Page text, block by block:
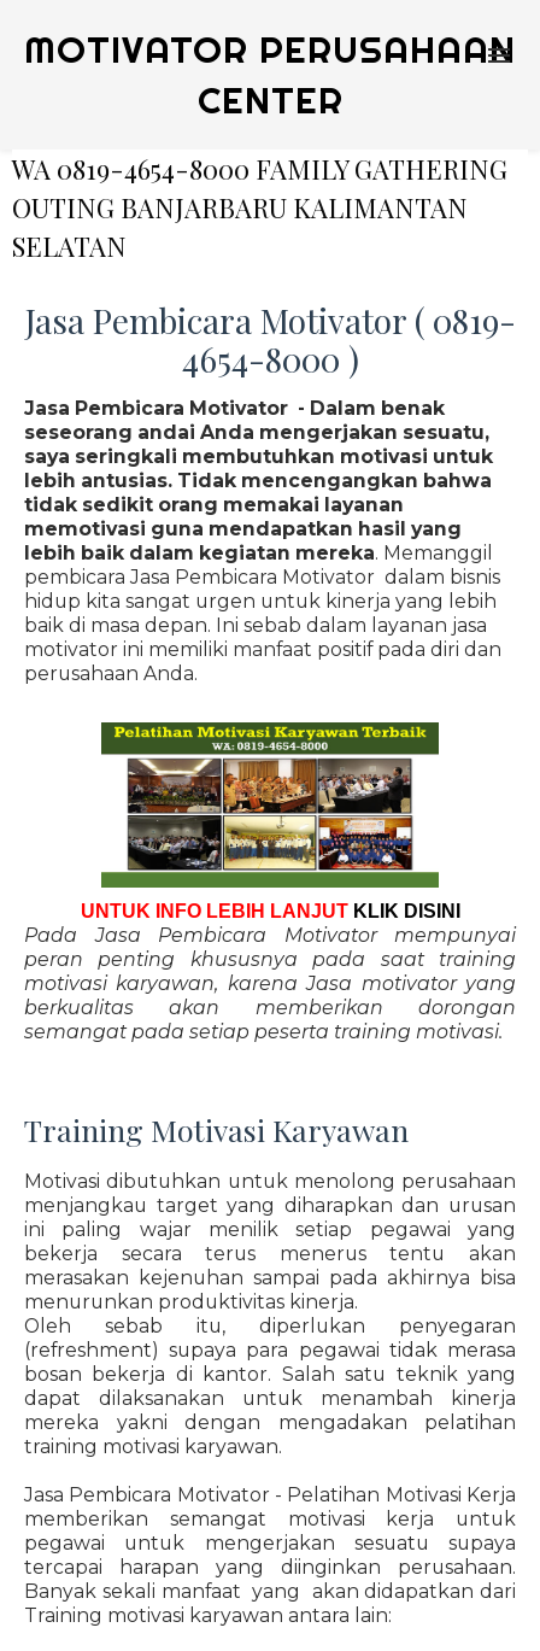
MOTIVATOR PERUSAHAAN
CENTER
WA 0819-4654-8000 FAMILY GATHERING
OUTING BANJARBARU KALIMANTAN
SELATAN
Jasa Pembicara Motivator ( 0819-
4654-8000 )
Jasa Pembicara Motivator - Dalam benak
seseorang andai Anda mengerjakan sesuatu,
saya seringkali membutuhkan motivasi untuk
lebih antusias. Tidak mencengangkan bahwa
tidak sedikit orang memakai layanan
memotivasi guna mendapatkan hasil yang
lebih baik dalam kegiatan mereka. Memanggil
pembicara Jasa Pembicara Motivator dalam bisnis
hidup kita sangat urgen untuk kinerja yang lebih
baik di masa depan. Ini sebab dalam layanan jasa
motivator ini memiliki manfaat positif pada diri dan
perusahaan Anda.
UNTUK INFO LEBIH LANJUT KLIK DISINI
Pada Jasa Pembicara Motivator mempunyai
peran penting khususnya pada saat training
motivasi karyawan, karena Jasa motivator yang
berkualitas akan memberikan dorongan
semangat pada setiap peserta training motivasi.
Training Motivasi Karyawan
Motivasi dibutuhkan untuk menolong perusahaan
menjangkau target yang diharapkan dan urusan
ini paling wajar menilik setiap pegawai yang
bekerja secara terus menerus tentu akan
merasakan kejenuhan sampai pada akhirnya bisa
menurunkan produktivitas kinerja.
Oleh sebab itu, diperlukan penyegaran
(refreshment) supaya para pegawai tidak merasa
bosan bekerja di kantor. Salah satu teknik yang
dapat dilaksanakan untuk menambah kinerja
mereka yakni dengan mengadakan pelatihan
training motivasi karyawan.
Jasa Pembicara Motivator - Pelatihan Motivasi Kerja
memberikan semangat motivasi kerja untuk
pegawai untuk mengerjakan sesuatu supaya
tercapai harapan yang diinginkan perusahaan.
Banyak sekali manfaat yang akan didapatkan dari
Training motivasi karyawan antara lain: